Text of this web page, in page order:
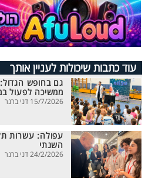
עוד כתבות שיכולות לעניין אותך
גם בחופש
ממשיכה לפעול
15/7/2026 דני ברנר
עפולה: עשרות
השנתי
24/2/2026 דני ברנר